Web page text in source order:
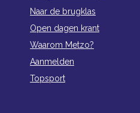
Naar de brugklas
Open dagen krant
Waarom Metzo?
Aanmelden
Topsport